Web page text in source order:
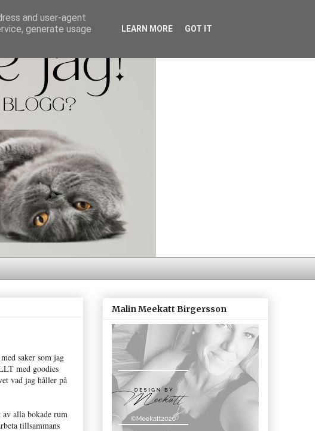
saker som jag
med goodies
vad jag håller på
alla bokade rum
tillsammans
Malin Meekatt Birgersson
and user-agent
generate usage
LEARN MORE GOT IT